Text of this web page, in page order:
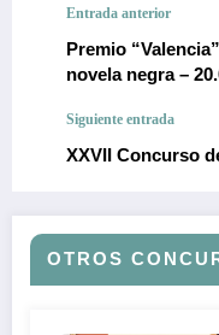
Entrada anterior
Premio
novela negra –
Siguiente entrada
XXVII Concurso
OTROS